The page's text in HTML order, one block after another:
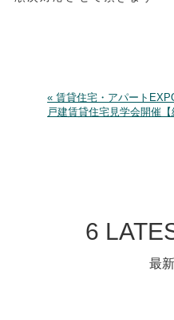
« 賃貸住宅・アパート
戸建賃貸住宅見学会開催
6
最